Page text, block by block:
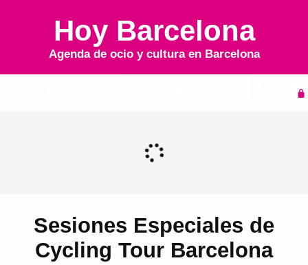
Hoy Barcelona
Agenda de ocio y cultura en Barcelona
Sesiones Especiales de
Cycling Tour Barcelona